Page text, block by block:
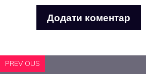
PREVIOUS